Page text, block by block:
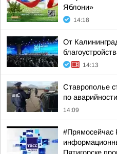
Яблони»
14:18
От
14:13
Ставрополье
по аварийности
14:09
#Прямосейчас